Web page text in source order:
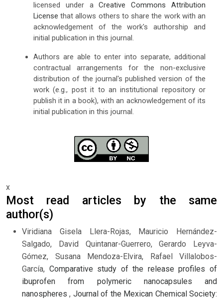
licensed under aCreative Commons Attribution
License that allows others to share the work with an
acknowledgement of the work's authorship and
initial publication in this journal.
Authors are able to enter into separate, additional
contractual arrangements for the non-exclusive
distribution of the journal's published version of the
work (e.g., post it to an institutional repository or
publish it in a book), with an acknowledgement of its
initial publication in this journal.
x
Most read articles by the same
author(s)
Viridiana Gisela Llera-Rojas, Mauricio Hernández-
Salgado, David Quintanar-Guerrero, Gerardo Leyva-
Gómez, Susana Mendoza-Elvira, Rafael Villalobos-
García, Comparative study of the release profiles of
ibuprofen from polymeric nanocapsules and
nanospheres, Journal of the Mexican Chemical Society: